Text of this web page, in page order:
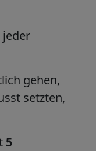
jeder
gehen,
setzten,
5